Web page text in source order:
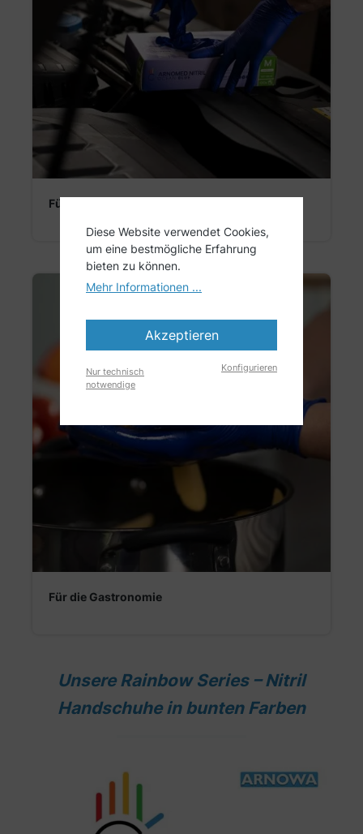
Für die Werkstatt
Für die Gastronomie
Unsere Rainbow Series – Nitril
Handschuhe in bunten Farben
Diese Website verwendet Cookies,
um eine bestmögliche Erfahrung
bieten zu können.
Mehr Informationen ...
Akzeptieren
Nur technisch
notwendige
Konfigurieren